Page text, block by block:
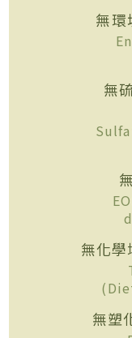
無環
無
無化學
無塑